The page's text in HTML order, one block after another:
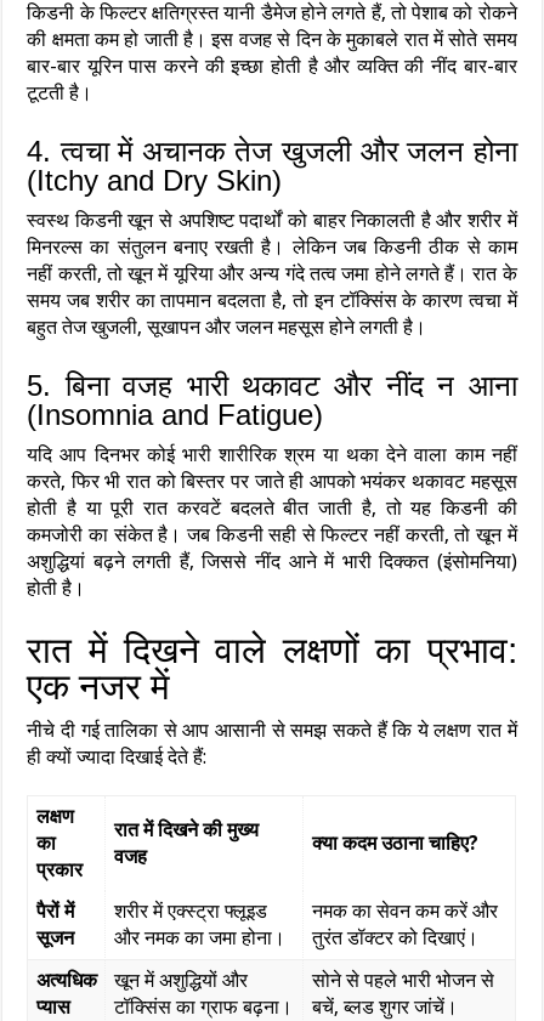
किडनी के फिल्टर क्षतिग्रस्त यानी डैमेज होने लगते हैं, तो पेशाब को रोकने
की क्षमता कम हो जाती है। इस वजह से दिन के मुकाबले रात में सोते समय
बार-बार यूरिन पास करने की इच्छा होती है और व्यक्ति की नींद बार-बार
टूटती है।
4. त्वचा में अचानक तेज खुजली और जलन होना
(Itchy and Dry Skin)
स्वस्थ किडनी खून से अपशिष्ट पदार्थों को बाहर निकालती है और शरीर में
मिनरल्स का संतुलन बनाए रखती है। लेकिन जब किडनी ठीक से काम
नहीं करती, तो खून में यूरिया और अन्य गंदे तत्व जमा होने लगते हैं। रात के
समय जब शरीर का तापमान बदलता है, तो इन टॉक्सिंस के कारण त्वचा में
बहुत तेज खुजली, सूखापन और जलन महसूस होने लगती है।
5. बिना वजह भारी थकावट और नींद न आना
(Insomnia and Fatigue)
यदि आप दिनभर कोई भारी शारीरिक श्रम या थका देने वाला काम नहीं
करते, फिर भी रात को बिस्तर पर जाते ही आपको भयंकर थकावट महसूस
होती है या पूरी रात करवटें बदलते बीत जाती है, तो यह किडनी की
कमजोरी का संकेत है। जब किडनी सही से फिल्टर नहीं करती, तो खून में
अशुद्धियां बढ़ने लगती हैं, जिससे नींद आने में भारी दिक्कत (इंसोमनिया)
होती है।
रात में दिखने वाले लक्षणों का प्रभाव:
एक नजर में
नीचे दी गई तालिका से आप आसानी से समझ सकते हैं कि ये लक्षण रात में
ही क्यों ज्यादा दिखाई देते हैं:
लक्षण
का
प्रकार
रात में दिखने की मुख्य
वजह
क्या कदम उठाना चाहिए?
पैरों में
सूजन
शरीर में एक्स्ट्रा फ्लूइड
और नमक का जमा होना।
नमक का सेवन कम करें और
तुरंत डॉक्टर को दिखाएं।
अत्यधिक
प्यास
खून में अशुद्धियों और
टॉक्सिंस का ग्राफ बढ़ना।
सोने से पहले भारी भोजन से
बचें, ब्लड शुगर जांचें।